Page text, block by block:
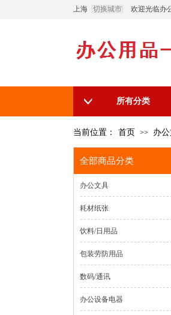
上海 切换城市 欢迎光临办
所有分类
当前位置： 首页 >> 办
全部商品分类
办公文具
耗材纸张
饮料/日用品
包装劳防用品
数码/通讯
办公设备电器